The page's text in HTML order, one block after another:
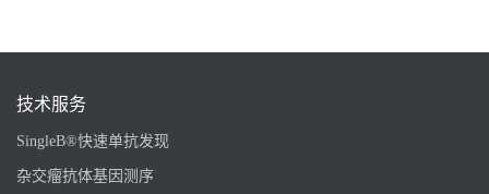
技术服务
SingleB®快速单抗发现
杂交瘤抗体基因测序